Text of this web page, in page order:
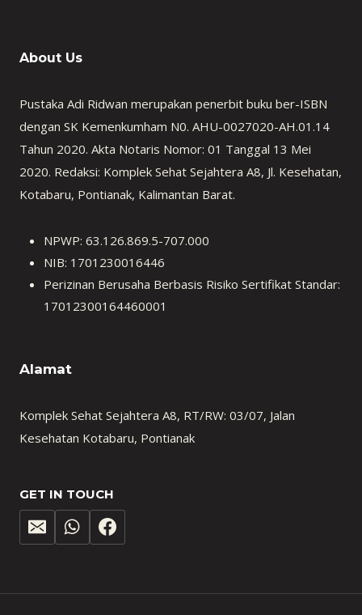
About Us
Pustaka Adi Ridwan merupakan penerbit buku ber-ISBN
dengan SK Kemenkumham N0. AHU-0027020-AH.01.14
Tahun 2020. Akta Notaris Nomor: 01 Tanggal 13 Mei
2020. Redaksi: Komplek Sehat Sejahtera A8, Jl. Kesehatan,
Kotabaru, Pontianak, Kalimantan Barat.
NPWP: 63.126.869.5-707.000
NIB: 1701230016446
Perizinan Berusaha Berbasis Risiko Sertifikat Standar:
17012300164460001
Alamat
Komplek Sehat Sejahtera A8, RT/RW: 03/07, Jalan
Kesehatan Kotabaru, Pontianak
GET IN TOUCH